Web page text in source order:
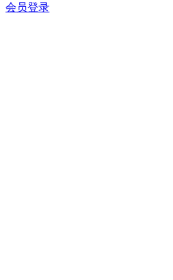
会员登录